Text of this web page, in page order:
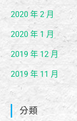
2020 年 2 月
2020 年 1 月
2019 年 12 月
2019 年 11 月
分類